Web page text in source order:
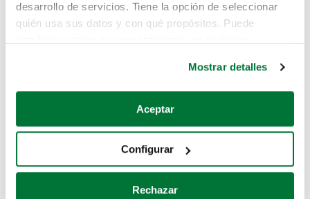
desarrollo de servicios. Tiene la opción de seleccionar
quién usa sus datos y con qué propósitos. Puede
Si lo permite, también quisiéramos:
Recopilar información sobre su ubicación geográfica
Identificar su dispositivo analizándolo activamente
para buscar características específicas (huellas
Mostrar detalles
Aceptar
Configurar
Rechazar
Pero puedes encontrar el coche que estás
buscando en alguno de estos enlaces:
Coches de segunda mano
Coches de km0